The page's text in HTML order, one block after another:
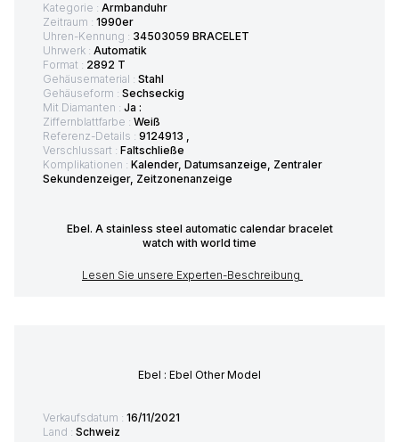
Kategorie : Armbanduhr
Zeitraum : 1990er
Uhren-Kennung : 34503059 BRACELET
Uhrwerk : Automatik
Format : 2892 T
Gehäusematerial : Stahl
Gehäuseform : Sechseckig
Mit Diamanten : Ja :
Ziffernblattfarbe : Weiß
Referenz-Details : 9124913 ,
Verschlussart : Faltschließe
Komplikationen : Kalender, Datumsanzeige, Zentraler
Sekundenzeiger, Zeitzonenanzeige
Ebel. A stainless steel automatic calendar bracelet
watch with world time
Lesen Sie unsere Experten-Beschreibung
Ebel : Ebel Other Model
Verkaufsdatum : 16/11/2021
Land : Schweiz